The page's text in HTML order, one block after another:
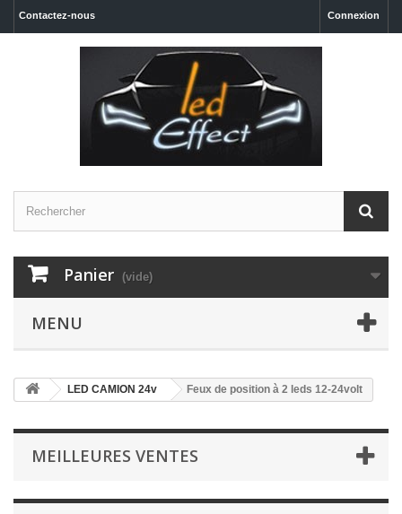
Connexion
Contactez-nous
Panier (vide)
MENU
LED CAMION 24v Feux de position à 2 leds 12-24volt
MEILLEURES VENTES